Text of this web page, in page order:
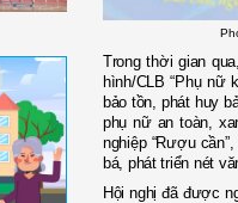
Trong thời gian
hình/CLB “Phụ nữ
bảo tồn, phát huy
phụ nữ an toàn,
nghiệp “Rượu
bá, phát triển nét
Hội nghị đã được